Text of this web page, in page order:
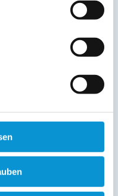
verlangen. Die
vor Abschluss der
Rechte können Sie
unentgeltlich
außerdem steht
Aufsichtsbehörde